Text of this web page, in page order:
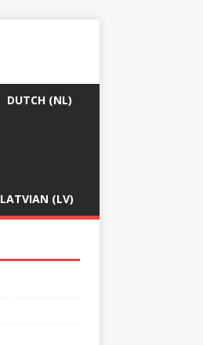
DUTCH (NL)
LATVIAN (LV)